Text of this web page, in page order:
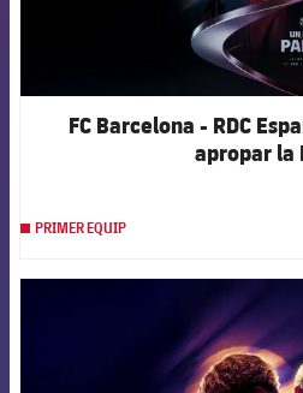
FC Barcelona - RDC
apropar la
PRIMER EQUIP